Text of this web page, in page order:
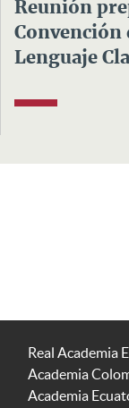
Reunión
Convención
Lenguaje
Real Academia
Academia
Academia